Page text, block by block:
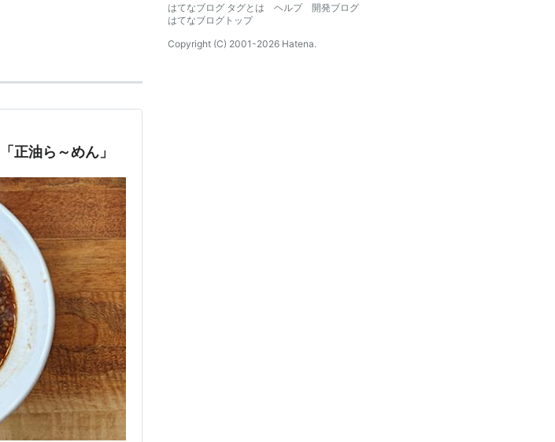
正油ら～めん」
はてなブログ タグとは
ヘルプ
開発ブログ
はてなブログトップ
Copyright (C) 2001-2026 Hatena.